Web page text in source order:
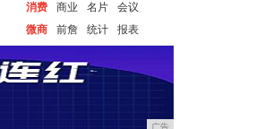
消费 商业 名片
会议
微商
前詹 统计 报表
广告